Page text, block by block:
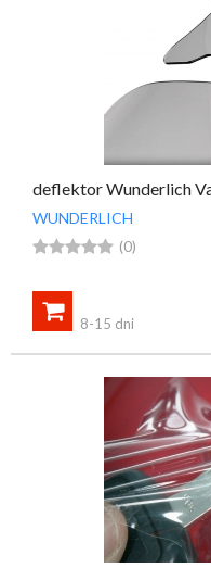
deflektor Wunderlich
WUNDERLICH
 (0)

8-15 dni